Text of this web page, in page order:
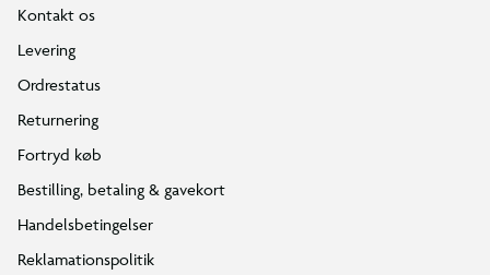
Kontakt os
Levering
Ordrestatus
Returnering
Fortryd køb
Bestilling, betaling & gavekort
Handelsbetingelser
Reklamationspolitik